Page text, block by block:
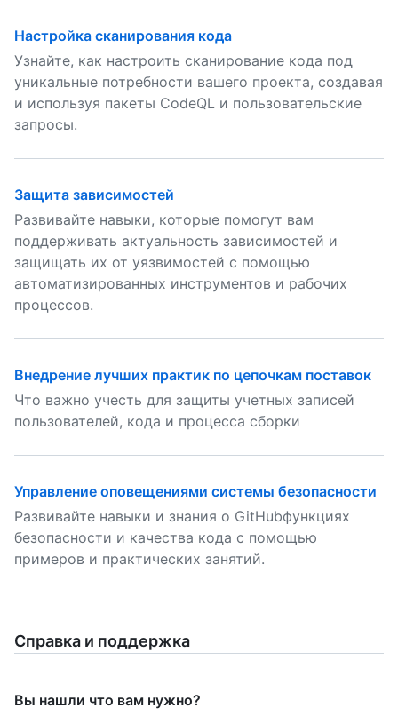
Настройка сканирования кода
Узнайте, как настроить сканирование кода под
уникальные потребности вашего проекта, создавая
и используя пакеты CodeQL и пользовательские
запросы.
Защита зависимостей
Развивайте навыки, которые помогут вам
поддерживать актуальность зависимостей и
защищать их от уязвимостей с помощью
автоматизированных инструментов и рабочих
процессов.
Внедрение лучших практик по цепочкам поставок
Что важно учесть для защиты учетных записей
пользователей, кода и процесса сборки
Управление оповещениями системы безопасности
Развивайте навыки и знания о GitHubфункциях
безопасности и качества кода с помощью
примеров и практических занятий.
Справка и поддержка
Вы нашли что вам нужно?